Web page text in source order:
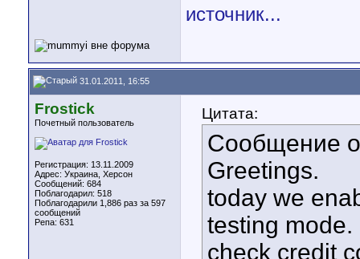
источник...
31.01.2011, 16:55
Frostick
Почетный пользователь
Регистрация: 13.11.2009
Адрес: Украина, Херсон
Сообщений: 684
Поблагодарил: 518
Поблагодарили 1,886 раз за 597
сообщений
Репа: 631
Цитата:
Сообщение
Greetings.
today we
testing mode.
check credit